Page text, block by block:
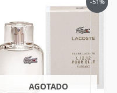
AGOTADO
precio
$455,000.
precio
actual
es:
$218,900.